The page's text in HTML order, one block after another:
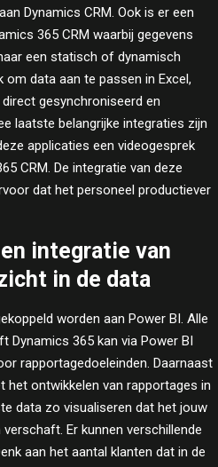
Dynamics CRM. Ook is er een
365 CRM waarbij gegevens
een statisch of dynamisch
om data aan te passen in Excel,
gesynchroniseerd en
laatste belangrijke integraties zijn
applicaties een videogesprek
CRM. De integratie van deze
dat het personeel productiever
integratie van
in de data
worden aan Power BI. Alle
Dynamics 365 kan via Power BI
rapportagedoeleinden. Daarnaast
het ontwikkelen van rapportages in
data zo visualiseren dat het jouw
Er kunnen verschillende
aan het aantal klanten dat in de